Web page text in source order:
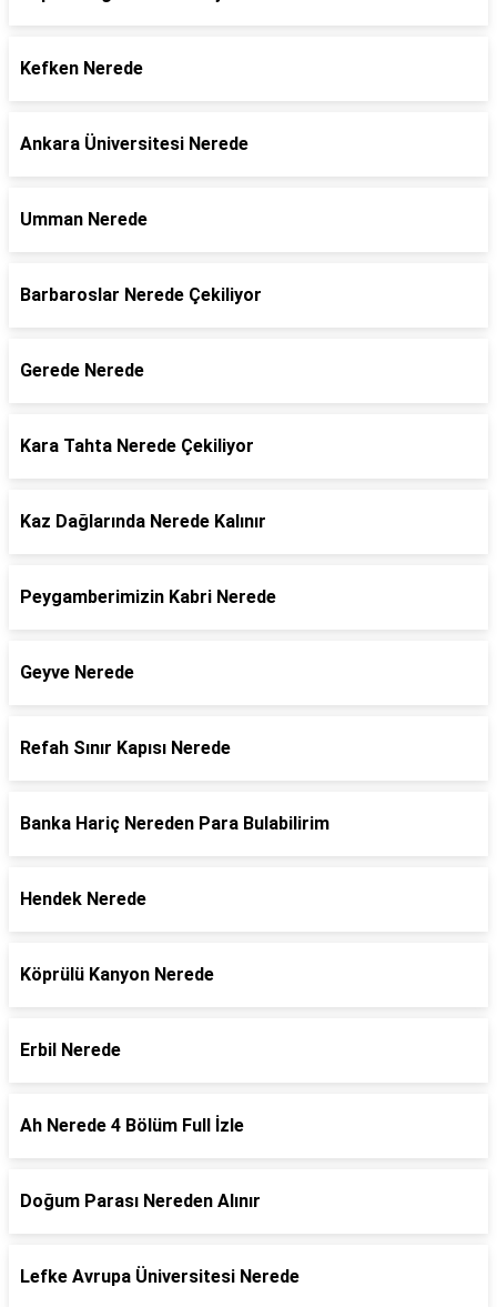
Kefken Nerede
Ankara Üniversitesi Nerede
Umman Nerede
Barbaroslar Nerede Çekiliyor
Gerede Nerede
Kara Tahta Nerede Çekiliyor
Kaz Dağlarında Nerede Kalınır
Peygamberimizin Kabri Nerede
Geyve Nerede
Refah Sınır Kapısı Nerede
Banka Hariç Nereden Para Bulabilirim
Hendek Nerede
Köprülü Kanyon Nerede
Erbil Nerede
Ah Nerede 4 Bölüm Full İzle
Doğum Parası Nereden Alınır
Lefke Avrupa Üniversitesi Nerede